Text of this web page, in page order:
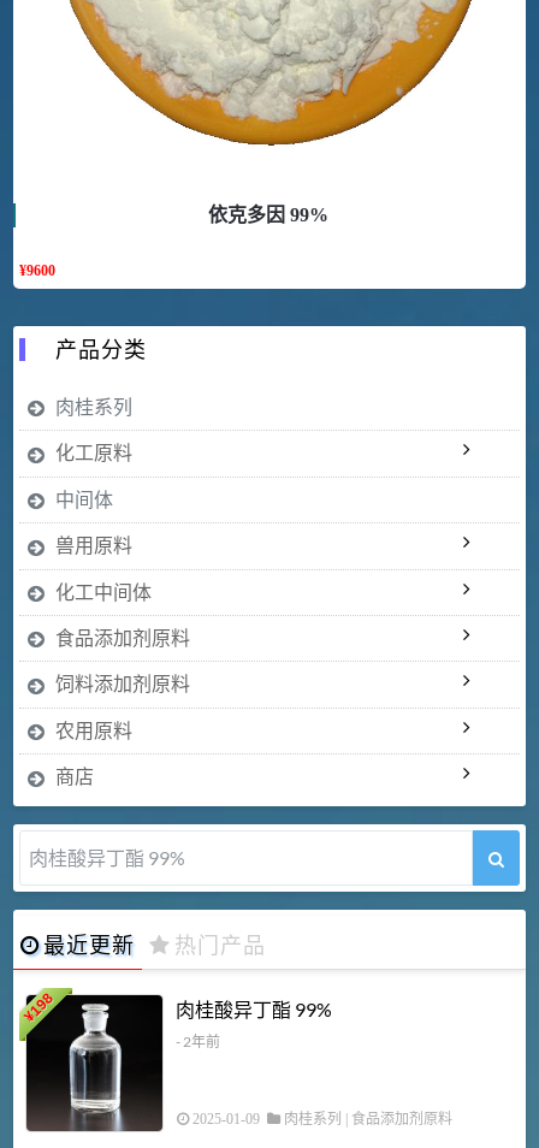
依克多因 99%
¥9600
产品分类
肉桂系列
化工原料
中间体
兽用原料
化工中间体
食品添加剂原料
饲料添加剂原料
农用原料
商店
肉桂酸异丁酯 99%
最近更新 热门产品
¥
198 肉桂酸异丁酯 99%
- 2年前
2025-01-09 肉桂系列 | 食品添加剂原料